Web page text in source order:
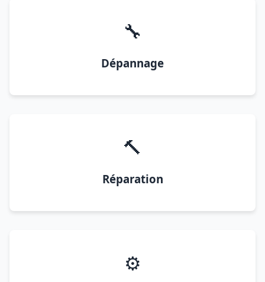
🔧
Dépannage
🔨
Réparation
⚙️